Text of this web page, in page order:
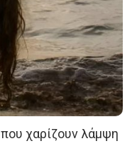
χαρίζουν λάμψη